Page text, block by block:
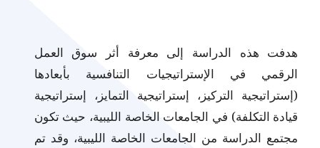
هدفت هذه الدراسة إلى معرفة أثر سوق العمل
الرقمي في الإستراتيجيات التنافسية بأبعادها
(إستراتيجية التركيز، إستراتيجية التمايز، إستراتيجية
قيادة التكلفة) في الجامعات الخاصة الليبية، حيث تكون
مجتمع الدراسة من الجامعات الخاصة الليبية، وقد تم